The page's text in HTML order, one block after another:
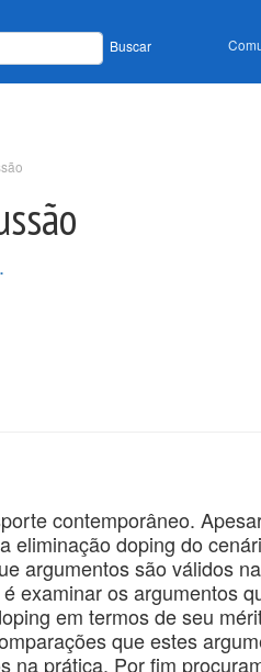
Buscar
.
contemporâneo.
eliminação doping do
argumentos são válidos
examinar os argumentos
em termos de seu
que estes
na prática. Por fim